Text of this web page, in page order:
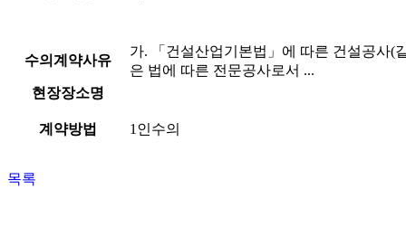
수의계약사유
가. 「건설산업기본법」에 따른 건설공사(
은 법에 따른 전문공사로서 ...
현장장소명
계약방법 1인수의
목록